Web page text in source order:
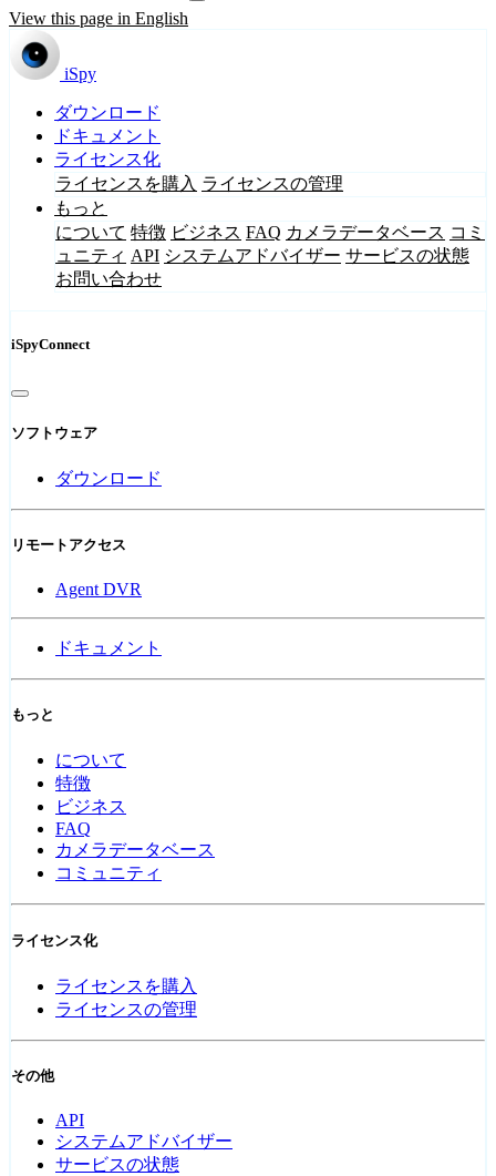
View this page in English
iSpy
ダウンロード
ドキュメント
ライセンス化
ライセンスを購入 ライセンスの管理
もっと
について 特徴 ビジネス FAQ カメラデータベース コミ
ュニティ API システムアドバイザー サービスの状態
お問い合わせ
iSpyConnect
ソフトウェア
ダウンロード
リモートアクセス
Agent DVR
ドキュメント
もっと
について
特徴
ビジネス
FAQ
カメラデータベース
コミュニティ
ライセンス化
ライセンスを購入
ライセンスの管理
その他
API
システムアドバイザー
サービスの状態